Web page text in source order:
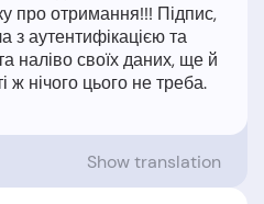
про отримання!!! Підпис,
з аутентифікацією та
наліво своїх даних, ще й
ж нічого цього не треба.
Show translation